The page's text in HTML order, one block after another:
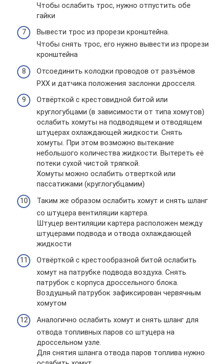
Чтобы ослабить трос, нужно отпустить обе
гайки
Вывести трос из прорези кронштейна.
Чтобы снять трос, его нужно вывести из прорези
кронштейна
Отсоединить колодки проводов от разъёмов
РХХ и датчика положения заслонки дросселя.
Отвёрткой с крестовидной битой или
круглогубцами (в зависимости от типа хомутов)
ослабить хомуты на подводящем и отводящем
штуцерах охлаждающей жидкости. Снять
хомуты. При этом возможно вытекание
небольшого количества жидкости. Вытереть её
потеки сухой чистой тряпкой.
Хомуты можно ослабить отверткой или
пассатижами (круглогубцамим)
Таким же образом ослабить хомут и снять шланг
со штуцера вентиляции картера.
Штуцер вентиляции картера расположен между
штуцерами подвода и отвода охлаждающей
жидкости
Отвёрткой с крестообразной битой ослабить
хомут на патрубке подвода воздуха. Снять
патрубок с корпуса дроссельного блока.
Воздушный патрубок зафиксирован червячным
хомутом
Аналогично ослабить хомут и снять шланг для
отвода топливных паров со штуцера на
дроссельном узле.
Для снятия шланга отвода паров топлива нужно